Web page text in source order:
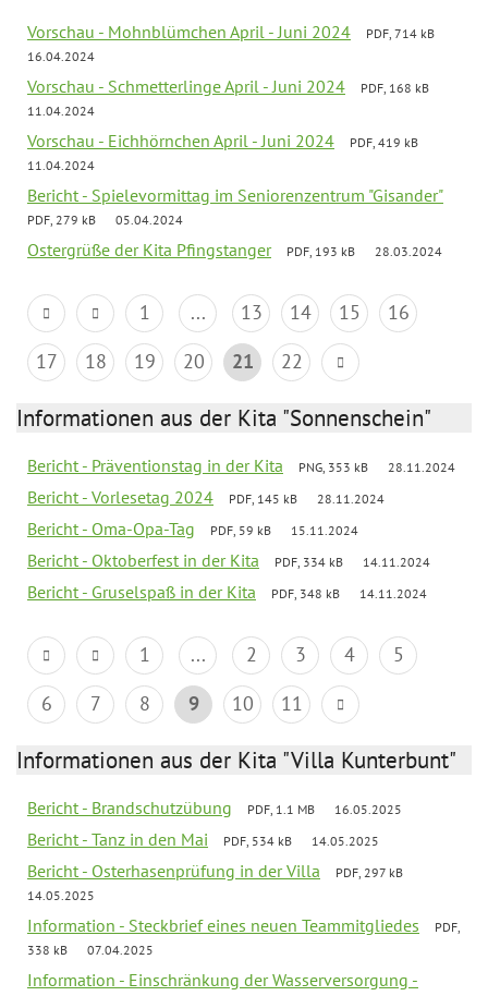
Vorschau - Mohnblümchen April - Juni 2024
PDF, 714 kB
16.04.2024
Vorschau - Schmetterlinge April - Juni 2024
PDF, 168 kB
11.04.2024
Vorschau - Eichhörnchen April - Juni 2024
PDF, 419 kB
11.04.2024
Bericht - Spielevormittag im Seniorenzentrum "Gisander"
PDF, 279 kB 05.04.2024
Ostergrüße der Kita Pfingstanger PDF, 193 kB 28.03.2024
1 ... 13 14 15
16
17
18 19 20 21 22
Informationen aus der Kita "Sonnenschein"
Bericht - Präventionstag in der Kita PNG, 353 kB 28.11.2024
Bericht - Vorlesetag 2024 PDF, 145 kB 28.11.2024
Bericht - Oma-Opa-Tag PDF, 59 kB 15.11.2024
Bericht - Oktoberfest in der Kita PDF, 334 kB 14.11.2024
Bericht - Gruselspaß in der Kita PDF, 348 kB 14.11.2024
1 ... 2 3 4
5
6
7 8 9 10 11
Informationen aus der Kita "Villa Kunterbunt"
Bericht - Brandschutzübung PDF, 1.1 MB 16.05.2025
Bericht - Tanz in den Mai PDF, 534 kB 14.05.2025
Bericht - Osterhasenprüfung in der Villa
PDF, 297 kB
14.05.2025
Information - Steckbrief eines neuen Teammitgliedes
PDF,
338 kB
07.04.2025
Information - Einschränkung der Wasserversorgung -